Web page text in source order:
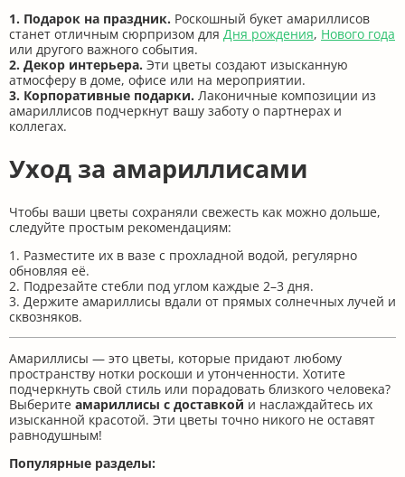
1. Подарок на праздник. Роскошный букет амариллисов
станет отличным сюрпризом для Дня рождения, Нового года
или другого важного события.
2. Декор интерьера. Эти цветы создают изысканную
атмосферу в доме, офисе или на мероприятии.
3. Корпоративные подарки. Лаконичные композиции из
амариллисов подчеркнут вашу заботу о партнерах и
коллегах.
Уход за амариллисами
Чтобы ваши цветы сохраняли свежесть как можно дольше,
следуйте простым рекомендациям:
1. Разместите их в вазе с прохладной водой, регулярно
обновляя её.
2. Подрезайте стебли под углом каждые 2–3 дня.
3. Держите амариллисы вдали от прямых солнечных лучей и
сквозняков.
Амариллисы — это цветы, которые придают любому
пространству нотки роскоши и утонченности. Хотите
подчеркнуть свой стиль или порадовать близкого человека?
Выберите амариллисы с доставкой и наслаждайтесь их
изысканной красотой. Эти цветы точно никого не оставят
равнодушным!
Популярные разделы: